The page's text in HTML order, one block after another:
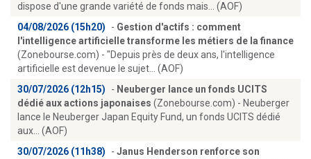
dispose d'une grande variété de fonds mais... (AOF)
04/08/2026 (15h20)
- Gestion d'actifs : comment
l'intelligence artificielle transforme les métiers de la finance
(Zonebourse.com) - "Depuis près de deux ans, l'intelligence
artificielle est devenue le sujet... (AOF)
30/07/2026 (12h15)
- Neuberger lance un fonds UCITS
dédié aux actions japonaises (Zonebourse.com) - Neuberger
lance le Neuberger Japan Equity Fund, un fonds UCITS dédié
aux... (AOF)
30/07/2026 (11h38)
- Janus Henderson renforce son